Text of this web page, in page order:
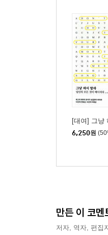
[대여] 그냥
6,250원
만든 이 코멘
저자, 역자, 편집